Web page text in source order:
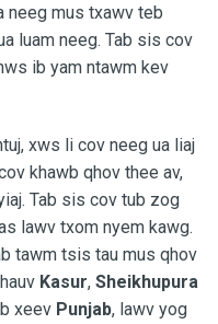
neeg mus txawv teb
luam neeg. Tab sis cov
ib yam ntawm kev
xws li cov neeg ua liaj
khawb qhov thee av,
Tab sis cov tub zog
lawv txom nyem kawg.
tawm tsis tau mus qhov
Kasur, Sheikhupura
xeev Punjab, lawv yog